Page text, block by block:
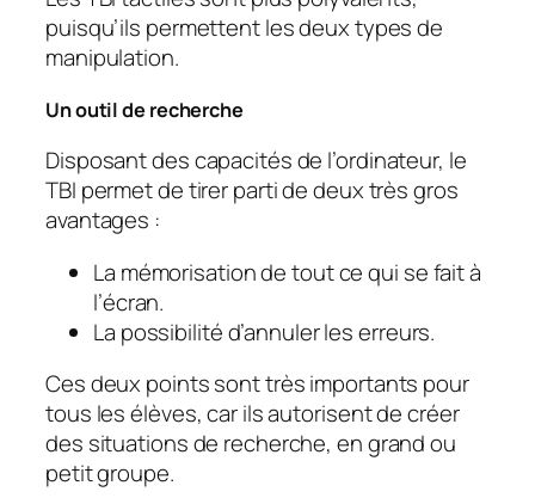
puisqu’ils permettent les deux types de
manipulation.
Un outil de recherche
Disposant des capacités de l’ordinateur, le
TBI permet de tirer parti de deux très gros
avantages :
La mémorisation de tout ce qui se fait à
l’écran.
La possibilité d’annuler les erreurs.
Ces deux points sont très importants pour
tous les élèves, car ils autorisent de créer
des situations de recherche, en grand ou
petit groupe.